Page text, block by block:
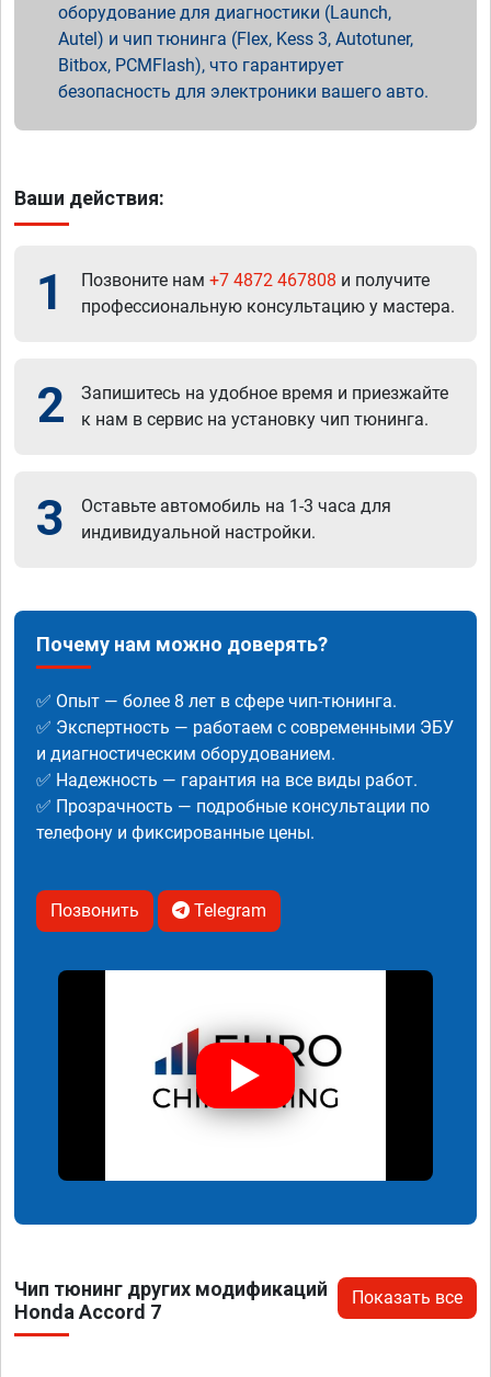
оборудование для диагностики (Launch,
Autel) и чип тюнинга (Flex, Kess 3, Autotuner,
Bitbox, PCMFlash), что гарантирует
безопасность для электроники вашего авто.
Ваши действия:
1 Позвоните нам +7 4872 467808 и получите
профессиональную консультацию у мастера.
2
Запишитесь на удобное время и приезжайте
к нам в сервис на установку чип тюнинга.
3
Оставьте автомобиль на 1-3 часа для
индивидуальной настройки.
Почему нам можно доверять?
✅ Опыт — более 8 лет в сфере чип-тюнинга.
✅ Экспертность — работаем с современными ЭБУ
и диагностическим оборудованием.
✅ Надежность — гарантия на все виды работ.
✅ Прозрачность — подробные консультации по
телефону и фиксированные цены.
Позвонить Telegram
Чип тюнинг других модификаций
Honda Accord 7
Показать все